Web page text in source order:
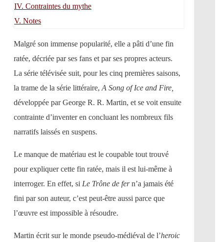
IV. Contraintes du mythe
V. Notes
Malgré son immense popularité, elle a pâti d’une fin
ratée, décriée par ses fans et par ses propres acteurs.
La série télévisée suit, pour les cinq premières saisons,
la trame de la série littéraire, A Song of Ice and Fire,
développée par George R. R. Martin, et se voit ensuite
contrainte d’inventer en concluant les nombreux fils
narratifs laissés en suspens.
Le manque de matériau est le coupable tout trouvé
pour expliquer cette fin ratée, mais il est lui-même à
interroger. En effet, si Le Trône de fern’a jamais été
fini par son auteur, c’est peut-être aussi parce que
l’œuvre est impossible à résoudre.
Martin écrit sur le monde pseudo-médiéval de l’heroic